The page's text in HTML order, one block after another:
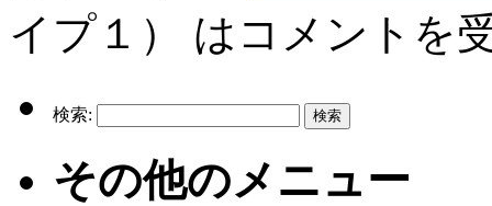
イプ１） は コメントを
検索:
その他のメニュー